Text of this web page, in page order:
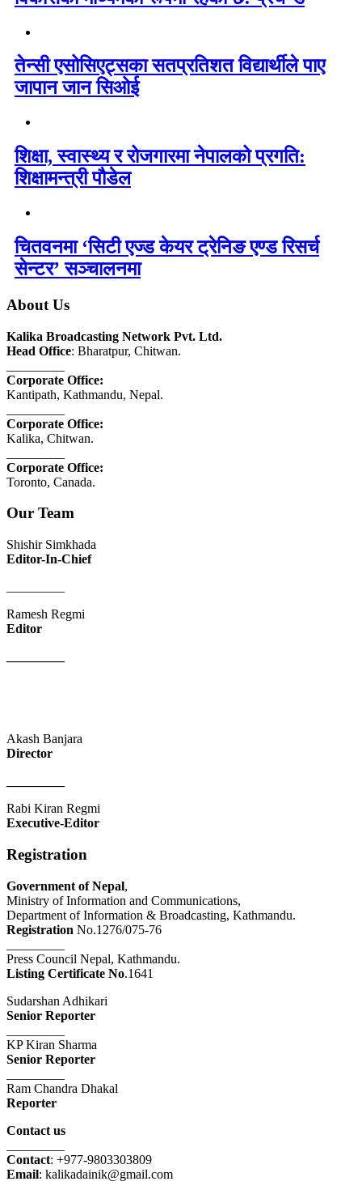
तेन्सी एसोसिएट्सका सतप्रतिशत विद्यार्थीले पाए
जापान जान सिओई
शिक्षा, स्वास्थ्य र रोजगारमा नेपालको प्रगति:
शिक्षामन्त्री पौडेल
चितवनमा ‘सिटी एज्ड केयर ट्रेनिङ एण्ड रिसर्च
सेन्टर’ सञ्चालनमा
About Us
Kalika Broadcasting Network Pvt. Ltd.
Head Office: Bharatpur, Chitwan.
Corporate Office:
Kantipath, Kathmandu, Nepal.
Corporate Office:
Kalika, Chitwan.
Corporate Office:
Toronto, Canada.
Our Team
Shishir Simkhada
Editor-In-Chief
Ramesh Regmi
Editor
Akash Banjara
Director
Rabi Kiran Regmi
Executive-Editor
Registration
Government of Nepal,
Ministry of Information and Communications,
Department of Information & Broadcasting, Kathmandu.
Registration No.1276/075-76
Press Council Nepal, Kathmandu.
Listing Certificate No.1641
Sudarshan Adhikari
Senior Reporter
KP Kiran Sharma
Senior Reporter
Ram Chandra Dhakal
Reporter
Contact us
Contact: +977-9803303809
Email: kalikadainik@gmail.com